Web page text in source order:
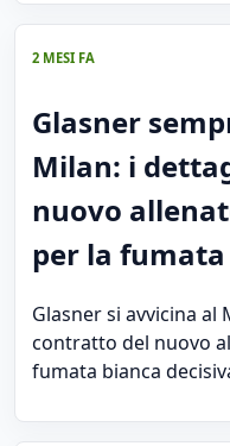
2 MESI FA
Glasner
Milan: i
nuovo
per la
Glasner si avvicina al
contratto del nuovo
fumata bianca